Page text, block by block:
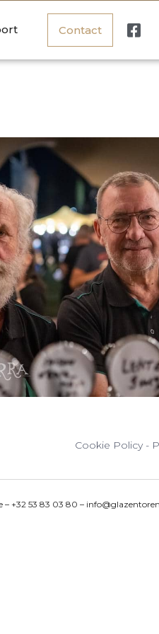
Contact
Cookie Policy-
– +32 53 83 03 80 –